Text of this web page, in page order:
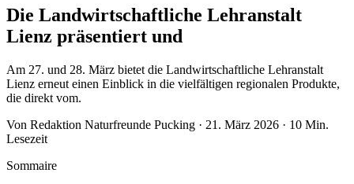
Die Landwirtschaftliche Lehranstalt
Lienz präsentiert und
Am 27. und 28. März bietet die Landwirtschaftliche Lehranstalt
Lienz erneut einen Einblick in die vielfältigen regionalen Produkte,
die direkt vom.
Von Redaktion Naturfreunde Pucking · 21. März 2026 · 10 Min.
Lesezeit
Sommaire